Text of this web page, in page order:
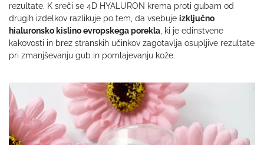
rezultate. K sreči se 4D HYALURON krema proti gubam od
drugih izdelkov razlikuje po tem, da vsebuje izključno
hialuronsko kislino evropskega porekla, ki je edinstvene
kakovosti in brez stranskih učinkov zagotavlja osupljive rezultate
pri zmanjševanju gub in pomlajevanju kože.